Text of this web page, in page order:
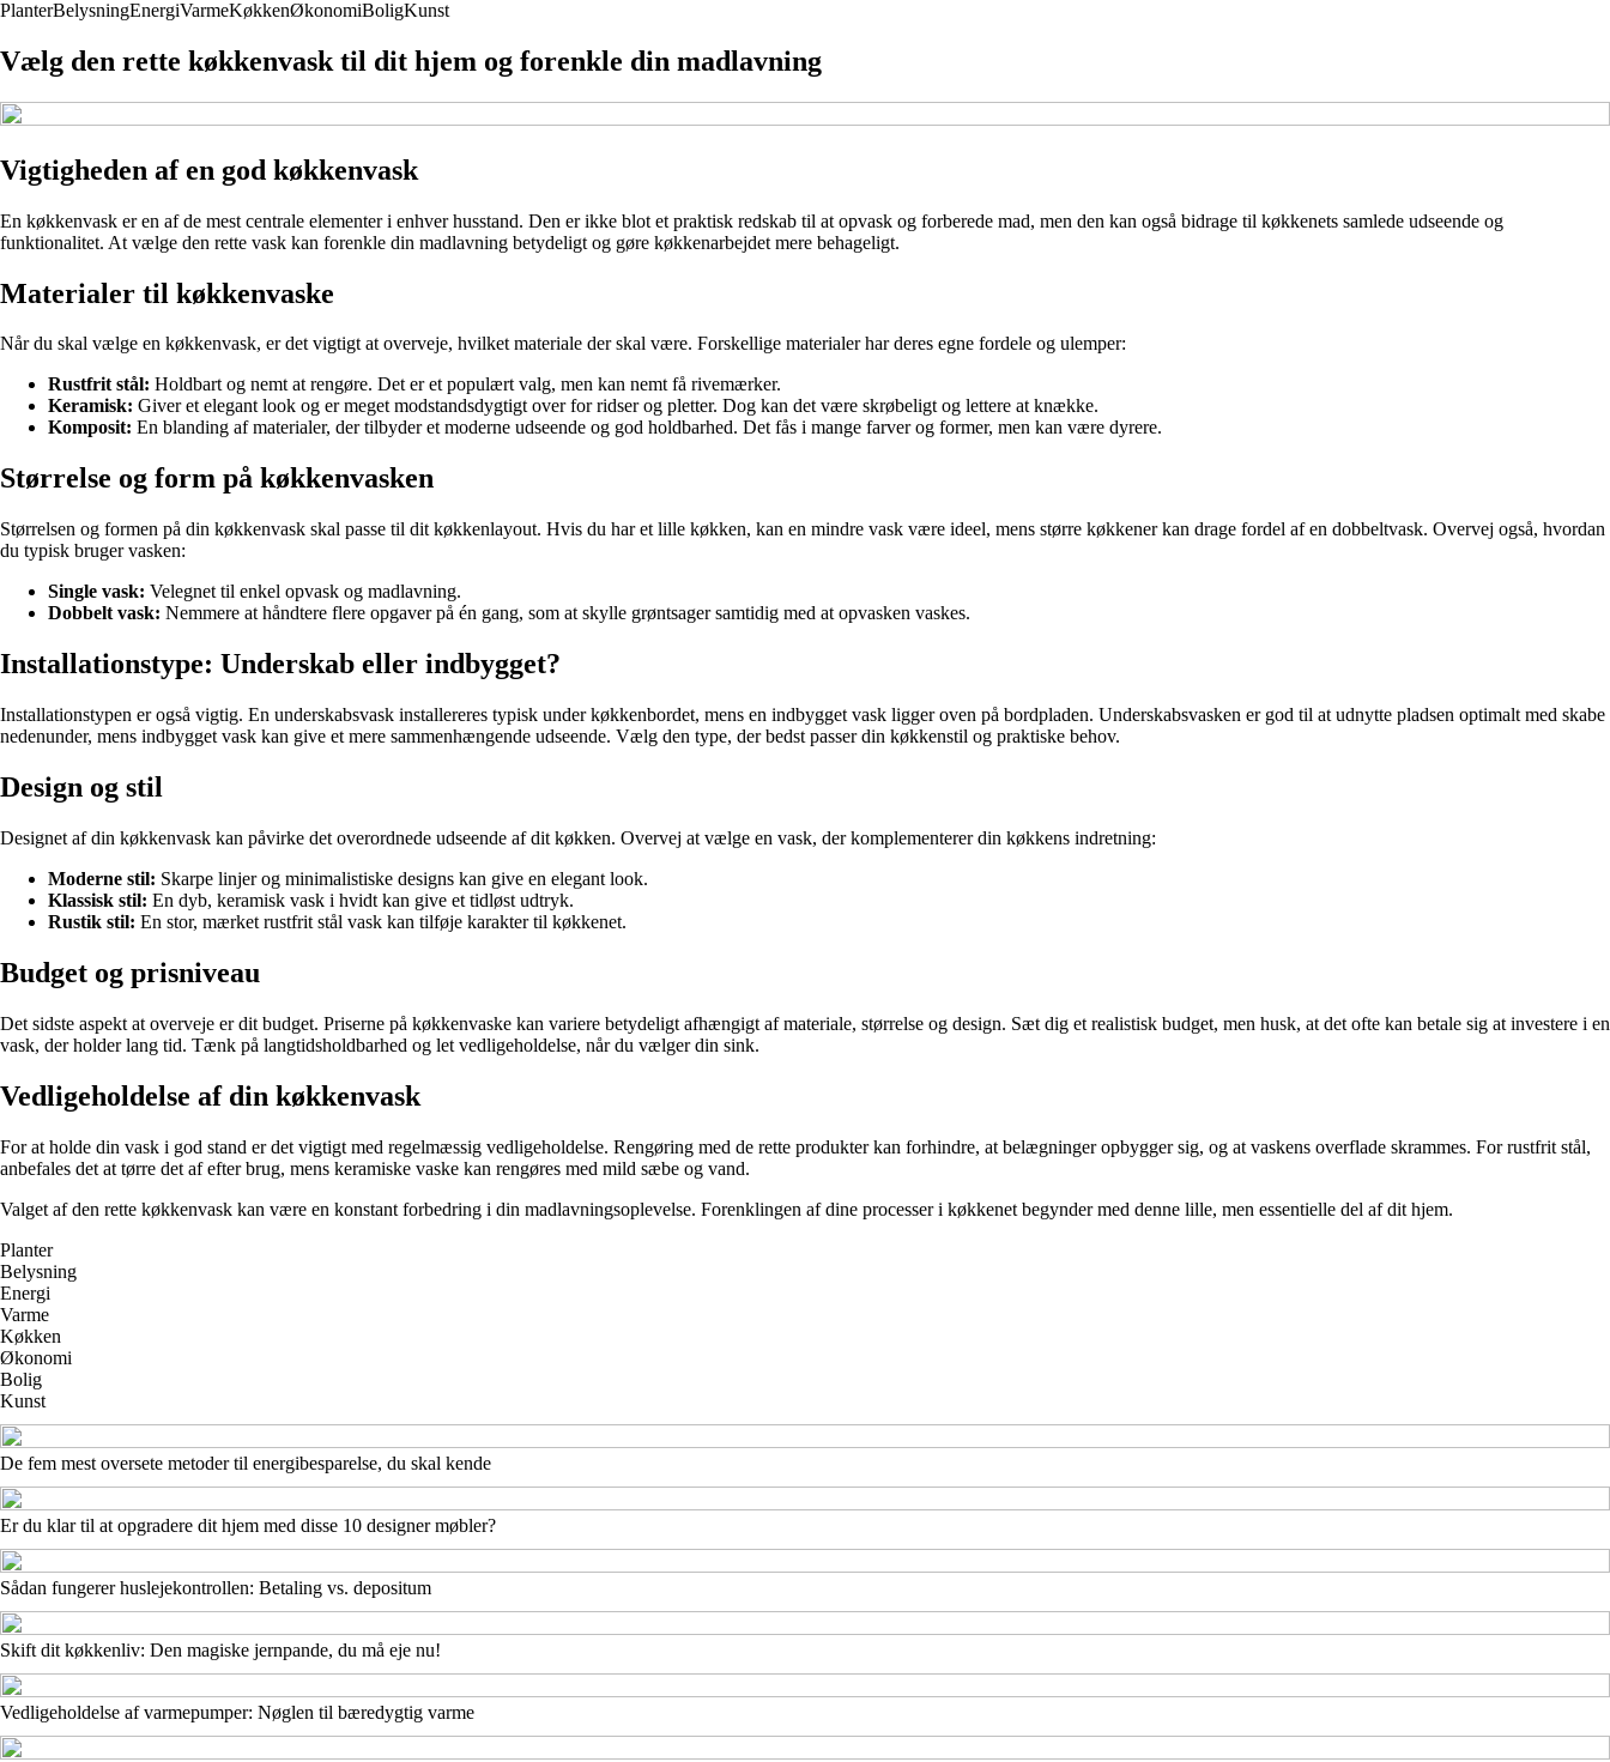
PlanterBelysningEnergiVarmeKøkkenØkonomiBoligKunst
Vælg den rette køkkenvask til dit hjem og forenkle din madlavning
Vigtigheden af en god køkkenvask
En køkkenvask er en af de mest centrale elementer i enhver husstand. Den er ikke blot et praktisk redskab til at opvask og forberede mad, men den kan også bidrage til køkkenets samlede udseende og
funktionalitet. At vælge den rette vask kan forenkle din madlavning betydeligt og gøre køkkenarbejdet mere behageligt.
Materialer til køkkenvaske
Når du skal vælge en køkkenvask, er det vigtigt at overveje, hvilket materiale der skal være. Forskellige materialer har deres egne fordele og ulemper:
Rustfrit stål: Holdbart og nemt at rengøre. Det er et populært valg, men kan nemt få rivemærker.
Keramisk: Giver et elegant look og er meget modstandsdygtigt over for ridser og pletter. Dog kan det være skrøbeligt og lettere at knække.
Komposit: En blanding af materialer, der tilbyder et moderne udseende og god holdbarhed. Det fås i mange farver og former, men kan være dyrere.
Størrelse og form på køkkenvasken
Størrelsen og formen på din køkkenvask skal passe til dit køkkenlayout. Hvis du har et lille køkken, kan en mindre vask være ideel, mens større køkkener kan drage fordel af en dobbeltvask. Overvej også, hvordan
du typisk bruger vasken:
Single vask: Velegnet til enkel opvask og madlavning.
Dobbelt vask: Nemmere at håndtere flere opgaver på én gang, som at skylle grøntsager samtidig med at opvasken vaskes.
Installationstype: Underskab eller indbygget?
Installationstypen er også vigtig. En underskabsvask installereres typisk under køkkenbordet, mens en indbygget vask ligger oven på bordpladen. Underskabsvasken er god til at udnytte pladsen optimalt med skabe
nedenunder, mens indbygget vask kan give et mere sammenhængende udseende. Vælg den type, der bedst passer din køkkenstil og praktiske behov.
Design og stil
Designet af din køkkenvask kan påvirke det overordnede udseende af dit køkken. Overvej at vælge en vask, der komplementerer din køkkens indretning:
Moderne stil: Skarpe linjer og minimalistiske designs kan give en elegant look.
Klassisk stil: En dyb, keramisk vask i hvidt kan give et tidløst udtryk.
Rustik stil: En stor, mærket rustfrit stål vask kan tilføje karakter til køkkenet.
Budget og prisniveau
Det sidste aspekt at overveje er dit budget. Priserne på køkkenvaske kan variere betydeligt afhængigt af materiale, størrelse og design. Sæt dig et realistisk budget, men husk, at det ofte kan betale sig at investere i en
vask, der holder lang tid. Tænk på langtidsholdbarhed og let vedligeholdelse, når du vælger din sink.
Vedligeholdelse af din køkkenvask
For at holde din vask i god stand er det vigtigt med regelmæssig vedligeholdelse. Rengøring med de rette produkter kan forhindre, at belægninger opbygger sig, og at vaskens overflade skrammes. For rustfrit stål,
anbefales det at tørre det af efter brug, mens keramiske vaske kan rengøres med mild sæbe og vand.
Valget af den rette køkkenvask kan være en konstant forbedring i din madlavningsoplevelse. Forenklingen af dine processer i køkkenet begynder med denne lille, men essentielle del af dit hjem.
Planter
Belysning
Energi
Varme
Køkken
Økonomi
Bolig
Kunst
De fem mest oversete metoder til energibesparelse, du skal kende
Er du klar til at opgradere dit hjem med disse 10 designer møbler?
Sådan fungerer huslejekontrollen: Betaling vs. depositum
Skift dit køkkenliv: Den magiske jernpande, du må eje nu!
Vedligeholdelse af varmepumper: Nøglen til bæredygtig varme